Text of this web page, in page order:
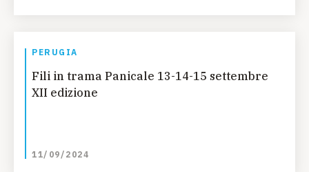
PERUGIA
Fili in trama Panicale 13-14-15 settembre
XII edizione
11/09/2024